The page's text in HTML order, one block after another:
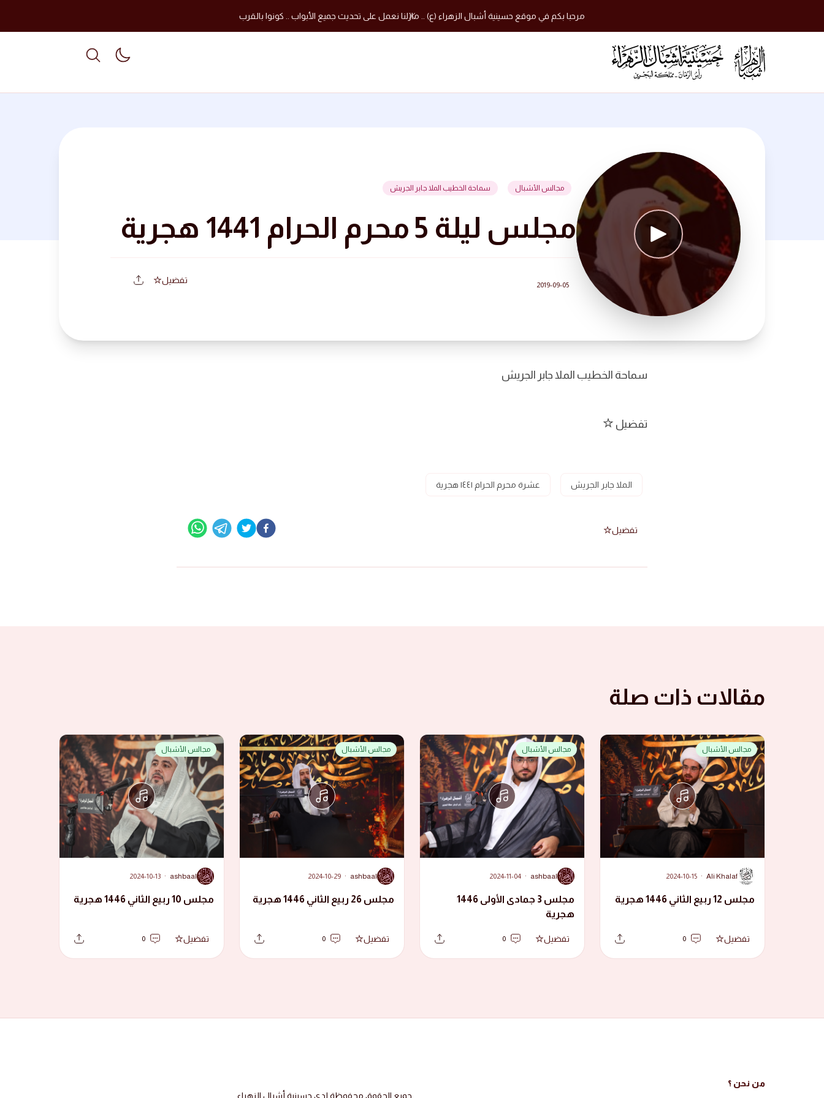
مرحبا بكم في موقع حسينية أشبال الزهراء (ع) .. مازلنا نعمل على تحديث جميع الأبواب .. كونوا بالقرب
dark mode
مجالس الأشبال سماحة الخطيب الملا جابر الجريش
مجلس ليلة 5 محرم الحرام 1441 هجرية
2019-09-05 تفضيل
سماحة الخطيب الملا جابر الجريش
تفضيل
الملا جابر الجريش عشرة محرم الحرام ١٤٤١ هجرية
تفضيل
مقالات ذات صلة
مجالس الأشبال
A
Ali Khalaf
·
2024-10-15
مجلس 12 ربيع الثاني 1446 هجرية
تفضيل 0
مجالس الأشبال
A
ashbaal
·
2024-11-04
مجلس 3 جمادى الأولى 1446
هجرية
تفضيل 0
مجالس الأشبال
A
ashbaal
·
2024-10-29
مجلس 26 ربيع الثاني 1446 هجرية
تفضيل 0
مجالس الأشبال
A
ashbaal
·
2024-10-13
مجلس 10 ربيع الثاني 1446 هجرية
تفضيل 0
من نحن ؟
جميع الحقوق محفوظة لدى حسينية أشبال الزهراء.